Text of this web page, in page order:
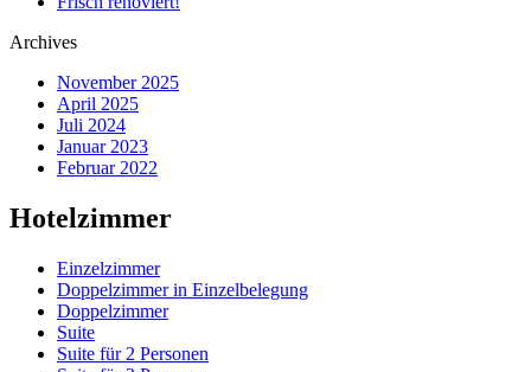
Archives
November 2025
April 2025
Juli 2024
Januar 2023
Februar 2022
Hotelzimmer
Einzelzimmer
Doppelzimmer in Einzelbelegung
Doppelzimmer
Suite
Suite für 2 Personen